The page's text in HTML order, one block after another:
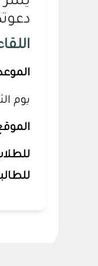
يوم الثلاثاء 23/ 5/